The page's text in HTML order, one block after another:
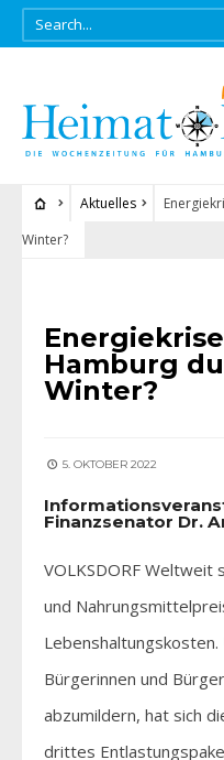
Aktuelles
Winter?
Hamburg
Winter?
5. OKTOBER 2022
Finanzsenator Dr.
VOLKSDORF
und
Bürgerinnen und
abzumildern, hat sich
drittes